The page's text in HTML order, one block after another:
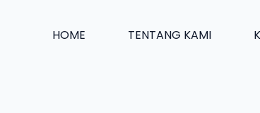
HOME TENTANG KAMI